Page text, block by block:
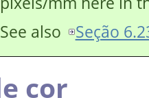
See also
Seção
cor